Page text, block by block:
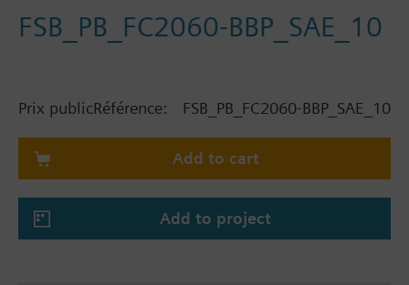
FSB_PB_FC2060-BBP_SAE_10
Prix publicRéférence: FSB_PB_FC2060-BBP_SAE_10
Add to cart
Add to project